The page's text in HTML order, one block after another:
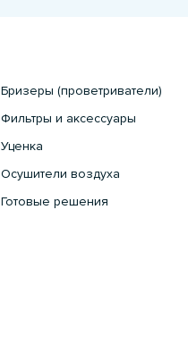
Бризеры (проветриватели)
Фильтры и аксессуары
Уценка
Осушители воздуха
Готовые решения